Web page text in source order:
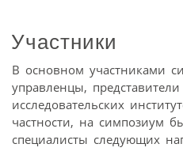
Участники
В основном участниками
управленцы,
исследовательских
частности, на симпозиум
специалисты следующих